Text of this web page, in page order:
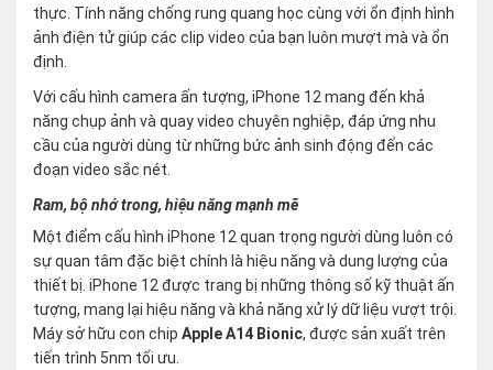
thực. Tính năng chống rung quang học cùng với ổn định hình
ảnh điện tử giúp các clip video của bạn luôn mượt mà và ổn
định.
Với cấu hình camera ấn tượng, iPhone 12 mang đến khả
năng chụp ảnh và quay video chuyên nghiệp, đáp ứng nhu
cầu của người dùng từ những bức ảnh sinh động đến các
đoạn video sắc nét.
Ram, bộ nhớ trong, hiệu năng mạnh mẽ
Một điểm cấu hình iPhone 12 quan trọng người dùng luôn có
sự quan tâm đặc biệt chính là hiệu năng và dung lượng của
thiết bị. iPhone 12 được trang bị những thông số kỹ thuật ấn
tượng, mang lại hiệu năng và khả năng xử lý dữ liệu vượt trội.
Máy sở hữu con chip Apple A14 Bionic, được sản xuất trên
tiến trình 5nm tối ưu.